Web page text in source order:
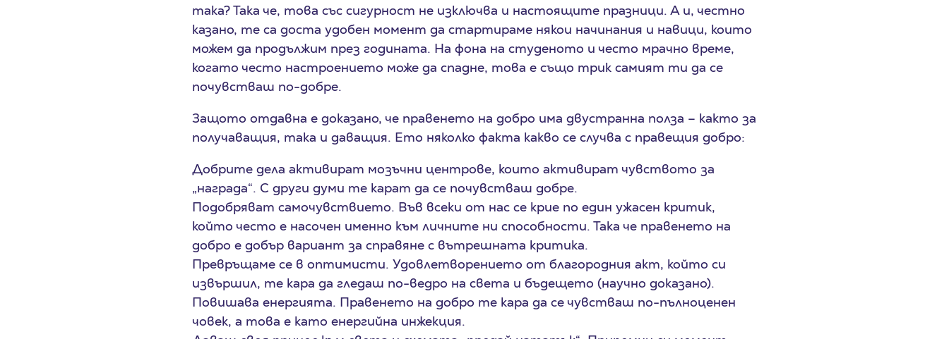
така? Така че, това със сигурност не изключва и настоящите празници. А и, честно
казано, те са доста удобен момент да стартираме някои начинания и навици, които
можем да продължим през годината. На фона на студеното и често мрачно време,
когато често настроението може да спадне, това е също трик самият ти да се
почувстваш по-добре.
Защото отдавна е доказано, че правенето на добро има двустранна полза – както за
получаващия, така и даващия. Ето няколко факта какво се случва с правещия добро:
Добрите дела активират мозъчни центрове, които активират чувството за
„награда“. С други думи те карат да се почувстваш добре.
Подобряват самочувствието. Във всеки от нас се крие по един ужасен критик,
който често е насочен именно към личните ни способности. Така че правенето на
добро е добър вариант за справяне с вътрешната критика.
Превръщаме се в оптимисти. Удовлетворението от благородния акт, който си
извършил, те кара да гледаш по-ведро на света и бъдещето (научно доказано).
Повишава енергията. Правенето на добро те кара да се чувстваш по-пълноценен
човек, а това е като енергийна инжекция.